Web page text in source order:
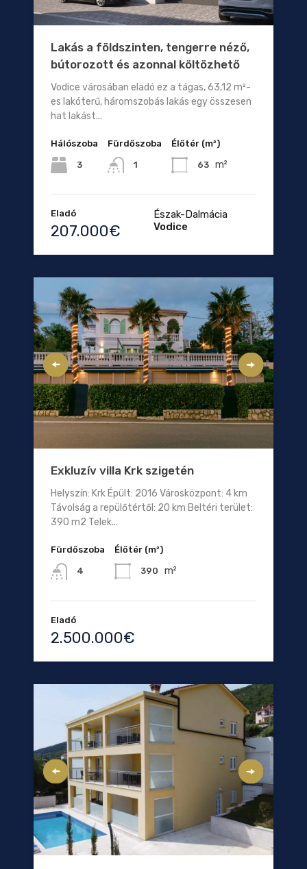
Lakás a földszinten, tengerre néző,
bútorozott és azonnal költözhető
Vodice városában eladó ez a tágas, 63,12 m²-
es lakóterű, háromszobás lakás egy összesen
hat lakást...
Hálószoba
3
Fürdőszoba
1
Élőtér (m²)
63 m²
Eladó
207.000€
Észak-Dalmácia
Vodice
Exkluzív villa Krk szigetén
Helyszín: Krk Épült: 2016 Városközpont: 4 km
Távolság a repülőtértől: 20 km Beltéri terület:
390 m2 Telek...
Fürdőszoba
4
Élőtér (m²)
390 m²
Eladó
2.500.000€